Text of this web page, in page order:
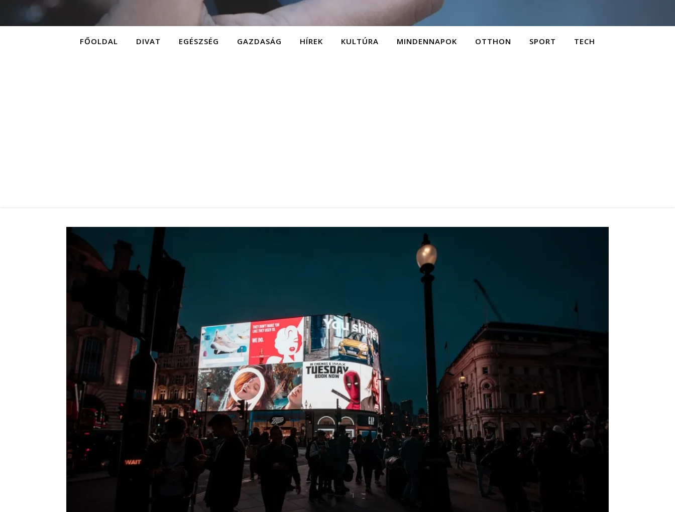
FŐOLDAL DIVAT EGÉSZSÉG GAZDASÁG HÍREK KULTÚRA MINDENNAPOK OTTHON SPORT TECH